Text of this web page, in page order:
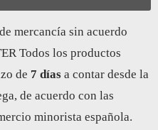
mercancía sin acuerdo
Todos los productos
de 7 días a contar desde la
de acuerdo con las
minorista española.